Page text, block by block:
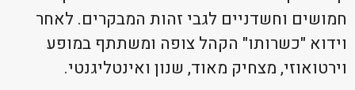
חמושים וחשדניים לגבי זהות המבקרים. לאחר
וידוא "כשרותו" הקהל צופה ומשתתף במופע
וירטואוזי, מצחיק מאוד, שנון ואינטליגנטי.